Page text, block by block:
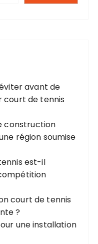
avant de
court de tennis
construction
région soumise
est-il
court de tennis
?
une installation